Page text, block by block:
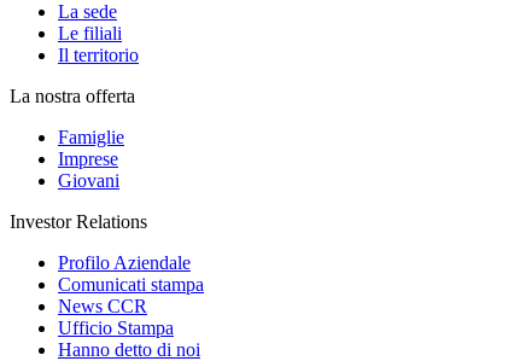
La sede
Le filiali
Il territorio
La nostra offerta
Famiglie
Imprese
Giovani
Investor Relations
Profilo Aziendale
Comunicati stampa
News CCR
Ufficio Stampa
Hanno detto di noi